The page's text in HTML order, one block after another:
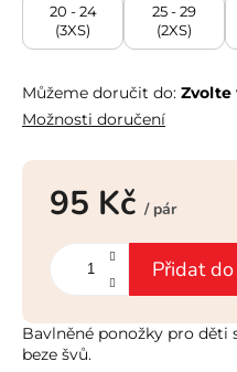
95 Kč / pár
Měrná
cena:
20 - 24
(3XS)
25 - 29
(2XS)
Můžeme doručit do: Zvolte
Možnosti doručení
Přidat
Bavlněné ponožky pro děti
beze švů.